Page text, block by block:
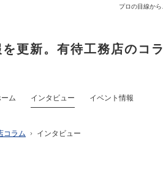
コラム インタビュー
プロの目線か
更新。有待工務店のコ
ム インタビュー イベント情報